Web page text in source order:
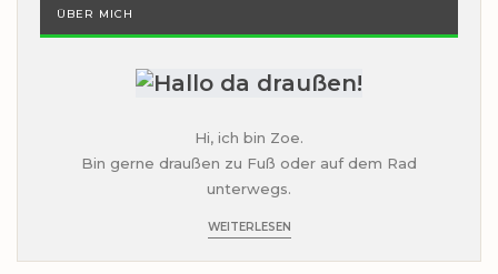
ÜBER MICH
Hi, ich bin Zoe.
Bin gerne draußen zu Fuß oder auf dem Rad
unterwegs.
WEITERLESEN